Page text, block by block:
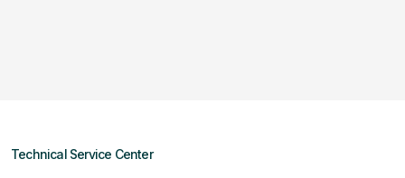
(www.netan.go.kr)
Technical Service Center